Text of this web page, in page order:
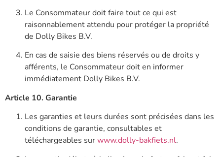
Le Consommateur doit faire tout ce qui est
raisonnablement attendu pour protéger la propriété
de Dolly Bikes B.V.
En cas de saisie des biens réservés ou de droits y
afférents, le Consommateur doit en informer
immédiatement Dolly Bikes B.V.
Article 10. Garantie
Les garanties et leurs durées sont précisées dans les
conditions de garantie, consultables et
téléchargeables surwww.dolly-bakfiets.nl.